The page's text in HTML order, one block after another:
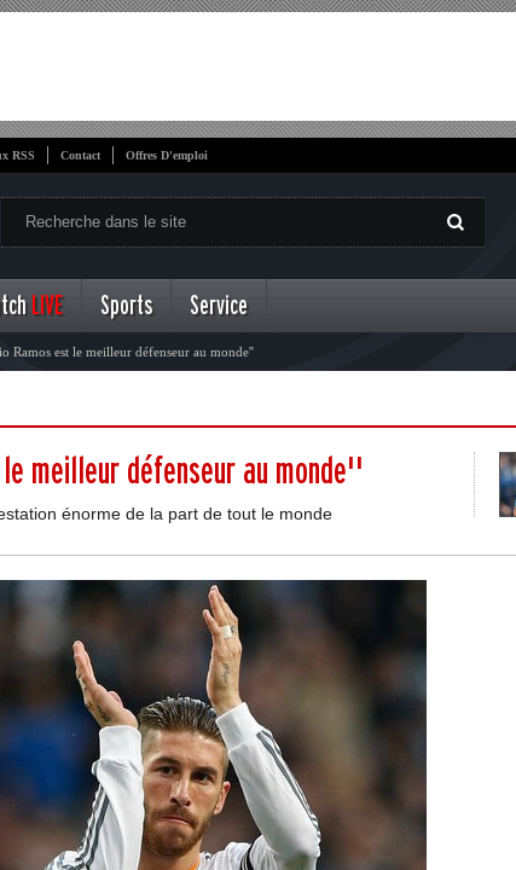
RSS Contact Offres D'emploi
LIVE Sports Service
Ramos est le meilleur défenseur au monde''
meilleur défenseur au monde''
énorme de la part de tout le monde